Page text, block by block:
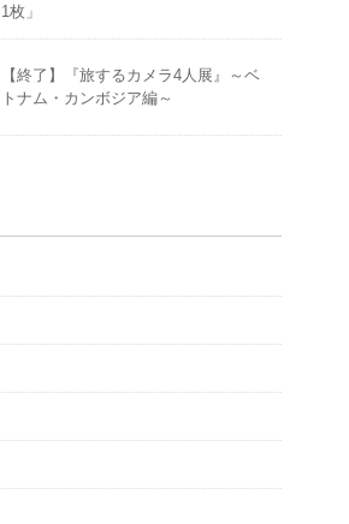
1枚」
【終了】『旅するカメラ4人展』～ベ
トナム・カンボジア編～